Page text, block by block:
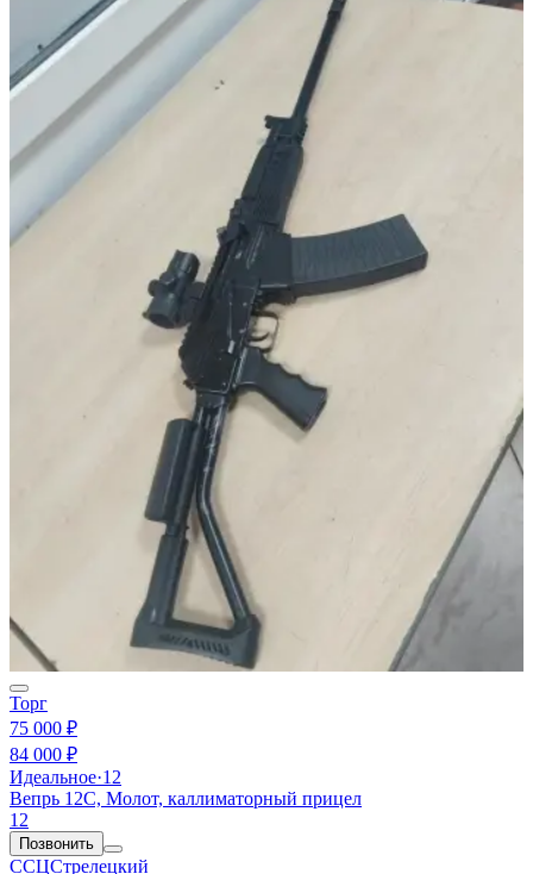
Торг
75 000 ₽
84 000 ₽
Идеальное·12
Вепрь 12С, Молот, каллиматорный прицел
12
Позвонить
ССЦСтрелецкий